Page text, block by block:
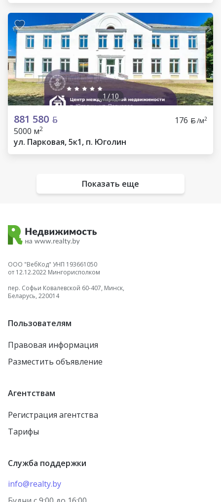
1 /10
881 580 176 /м2
5000 м2
ул. Парковая, 5к1, п. Юголин
Показать еще
ООО "ВебКод" УНП 193661050
от 12.12.2022 Мингорисполком
пер. Софьи Ковалевской 60-407, Минск,
Беларусь, 220014
Пользователям
Правовая информация
Разместить объявление
Агентствам
Регистрация агентства
Тарифы
Служба поддержки
info@realty.by